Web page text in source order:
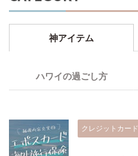
神アイテム
ハワイの過ごし方
クレジットカード